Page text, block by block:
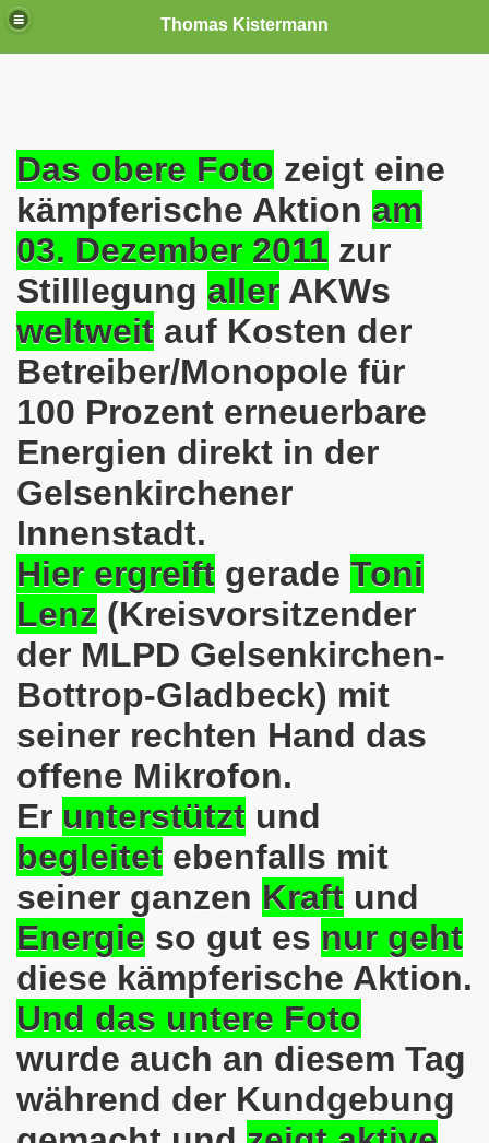
Thomas Kistermann
Das obere Foto zeigt eine
kämpferische Aktion am
03. Dezember 2011 zur
Stilllegung aller AKWs
weltweit auf Kosten der
Betreiber/Monopole für
100 Prozent erneuerbare
Energien direkt in der
Gelsenkirchener
Innenstadt.
Hier ergreift gerade Toni
Lenz (Kreisvorsitzender
der MLPD Gelsenkirchen-
Bottrop-Gladbeck) mit
seiner rechten Hand das
offene Mikrofon.
Er unterstützt und
begleitet ebenfalls mit
seiner ganzen Kraft und
Energie so gut es nur geht
diese kämpferische Aktion.
Und das untere Foto
wurde auch an diesem Tag
während der Kundgebung
Ideen und Anregungen!
jeweils am 01.09.1991 (21 Jahre jung ) und am
Todzy hat acht Kinder - sehen darf die junge Mutter
Gelsenkirchen-Buer mit der Sachkundeprüfung nach §
Bewegung steht mit voller Solidarität hinter Thomas
solidarisch mit Thomas Kistermann
Bewegung steht solidarisch am 17.07.2017 hinter
Emmerich, stellvertretender Bürgermeister von
Bewegung am 08.06.2026 hat stattgefunden am
Kathi“ am 11.05.2026 während der Kundgebung in
am 09.03.2026 verurteilt Nahostkrieg und
im neuen Jahr 2026 am 05.01.2026 mit dem
am 10.11.2025 auf der 793. Gelsenkirchener
zur Kommunalwahl am 14.09.2025 hier bei uns in
eine einzigartige Demonstration am 08.09.2025 hier bei
Gelsenkirchen am 08.09.2025 um 17.30 Uhr,
21 Jahre Gelsenkirchener Montagsdemo-
in Gelsenkirchen und es ist zeitgleich am
Bewegung hier bei uns in der Gelsenkirchener
Gelsenkirchener(innen) spenden 523,20 Euro